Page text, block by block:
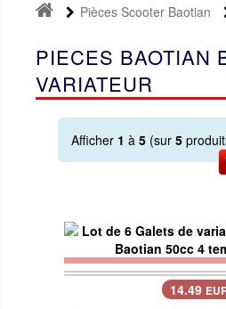
Pièces Scooter Baotian
BT49QT-7
Variateur
PIECES BAOTIAN
VARIATEUR
Afficher 1 à 5 (sur 5
14.49